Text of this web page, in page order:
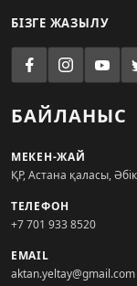
БІЗГЕ ЖАЗЫЛУ
БАЙЛАНЫС
МЕКЕН-ЖАЙ
ҚР, Астана қаласы,
ТЕЛЕФОН
+7 701 933 8520
EMAIL
aktan.yeltay@gmail.com